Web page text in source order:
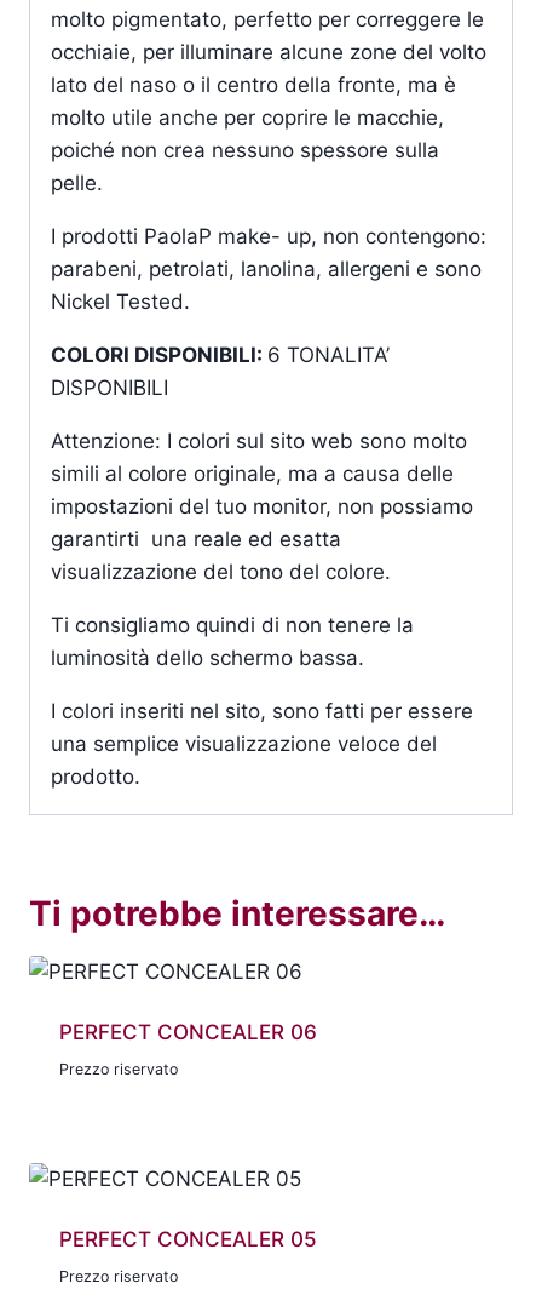
molto pigmentato, perfetto per correggere le
occhiaie, per illuminare alcune zone del volto
lato del naso o il centro della fronte, ma è
molto utile anche per coprire le macchie,
poiché non crea nessuno spessore sulla
pelle.
I prodotti PaolaP make- up, non contengono:
parabeni, petrolati, lanolina, allergeni e sono
Nickel Tested.
COLORI DISPONIBILI: 6 TONALITA’
DISPONIBILI
Attenzione: I colori sul sito web sono molto
simili al colore originale, ma a causa delle
impostazioni del tuo monitor, non possiamo
garantirti una reale ed esatta
visualizzazione del tono del colore.
Ti consigliamo quindi di non tenere la
luminosità dello schermo bassa.
I colori inseriti nel sito, sono fatti per essere
una semplice visualizzazione veloce del
prodotto.
Ti potrebbe interessare…
PERFECT CONCEALER 06
Prezzo riservato
PERFECT CONCEALER 05
Prezzo riservato